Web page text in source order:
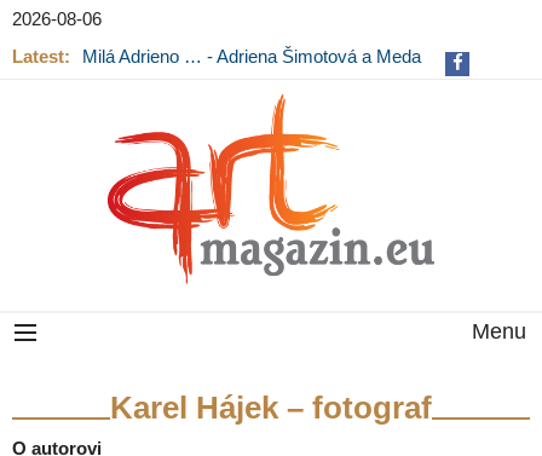
2026-08-06
Latest:
Milá Adrieno … - Adriena Šimotová a Meda
Menu
Karel Hájek – fotograf
O autorovi